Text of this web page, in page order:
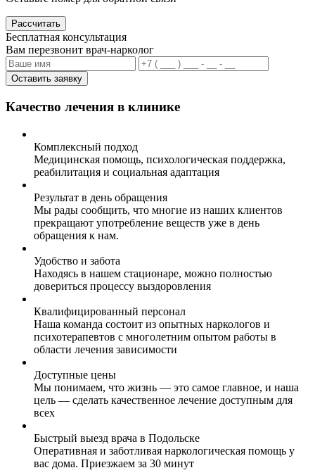
Рассчитать
Бесплатная консультация
Вам перезвонит врач-нарколог
Оставить заявку
Качество лечения в клинике
Комплексный подход
Медицинская помощь, психологическая поддержка,
реабилитация и социальная адаптация
Результат в день обращения
Мы рады сообщить, что многие из наших клиентов
прекращают употребление веществ уже в день
обращения к нам.
Удобство и забота
Находясь в нашем стационаре, можно полностью
довериться процессу выздоровления
Квалифицированный персонал
Наша команда состоит из опытных наркологов и
психотерапевтов с многолетним опытом работы в
области лечения зависимости
Доступные цены
Мы понимаем, что жизнь — это самое главное, и наша
цель — сделать качественное лечение доступным для
всех
Быстрый выезд врача в Подольске
Оперативная и заботливая наркологическая помощь у
вас дома. Приезжаем за 30 минут